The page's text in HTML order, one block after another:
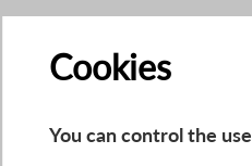
Cookies
You can control the